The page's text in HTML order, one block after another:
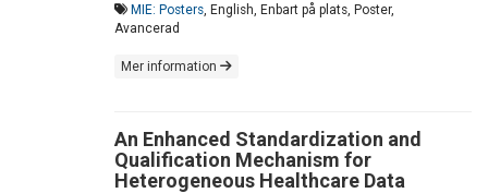
MIE: Posters , English, Enbart på plats, Poster,
Avancerad
Mer information
An Enhanced Standardization and
Qualification Mechanism for
Heterogeneous Healthcare Data